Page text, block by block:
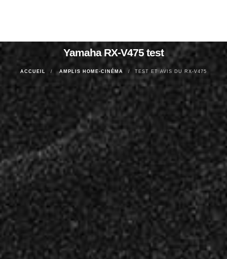
Yamaha RX-V475 test
ACCUEIL AMPLIS HOME-CINÉMA TEST ET AVIS DU RX-V475